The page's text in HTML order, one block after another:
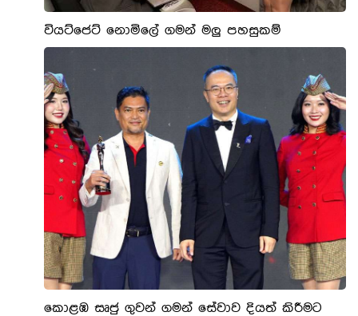
වියට්ජෙට් නොමිලේ ගමන් මලු පහසුකම්
කොළඹ සෘජු ගුවන් ගමන් සේවාව දියත් කිරීමට